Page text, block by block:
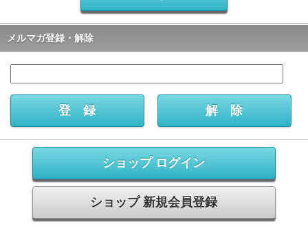
メルマガ登録・解除
ショップ ログイン
ショップ 新規会員登録